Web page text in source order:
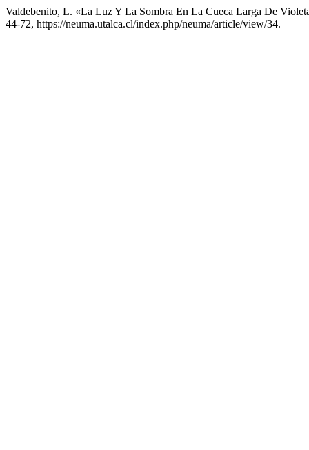
Valdebenito, L. «La Luz Y La Sombra En La Cueca Larga De
44-72, https://neuma.utalca.cl/index.php/neuma/article/view/34.